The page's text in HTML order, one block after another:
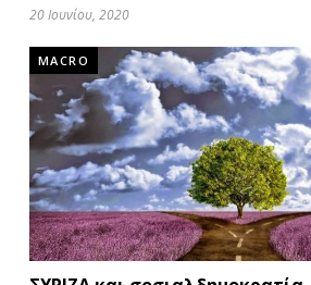
20 Ιουνίου, 2020
MACRO